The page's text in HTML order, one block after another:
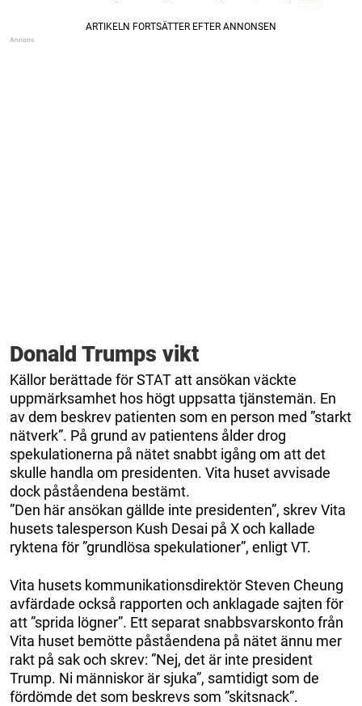
Donald Trumps vikt
Källor berättade för STAT att ansökan väckte
uppmärksamhet hos högt uppsatta tjänstemän. En
av dem beskrev patienten som en person med ”starkt
nätverk”. På grund av patientens ålder drog
spekulationerna på nätet snabbt igång om att det
skulle handla om presidenten. Vita huset avvisade
dock påståendena bestämt.
”Den här ansökan gällde inte presidenten”, skrev Vita
husets talesperson Kush Desai på X och kallade
ryktena för ”grundlösa spekulationer”, enligt VT.
Vita husets kommunikationsdirektör Steven Cheung
avfärdade också rapporten och anklagade sajten för
att ”sprida lögner”. Ett separat snabbsvarskonto från
Vita huset bemötte påståendena på nätet ännu mer
rakt på sak och skrev: ”Nej, det är inte president
Trump. Ni människor är sjuka”, samtidigt som de
fördömde det som beskrevs som ”skitsnack”.